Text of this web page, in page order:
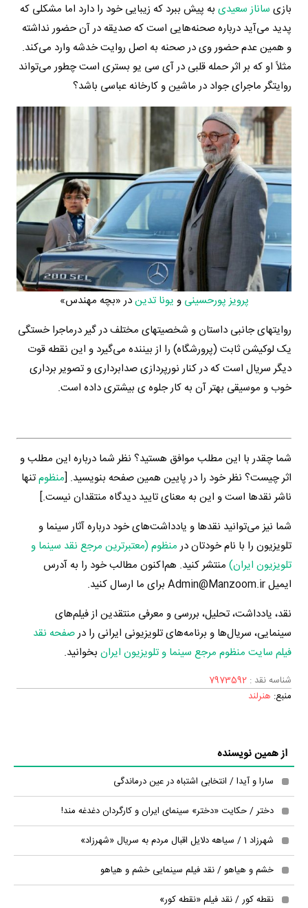
بازی ساناز سعیدی به پیش ببرد که زیبایی خود را دارد اما مشکلی که
پدید می‌آید درباره صحنه‌هایی است که صدیقه در آن حضور نداشته
و همین عدم حضور وی در صحنه به اصل روایت خدشه وارد می‌کند.
مثلاً او که بر اثر حمله قلبی در آی سی یو بستری است چطور می‌تواند
روایتگر ماجرای جواد در ماشین و کارخانه عباسی باشد؟
پرویز پورحسینی و یونا تدیندر «بچه مهندس»
روایتهای جانبی داستان و شخصیتهای مختلف در گیر درماجرا خستگی
یک لوکیشن ثابت (پرورشگاه) را از بیننده می‌گیرد و این نقطه قوت
دیگر سریال است که در کنار نورپردازی صدابرداری و تصویر برداری
خوب و موسیقی بهتر آن به کار جلوه ی بیشتری داده است.
شما چقدر با این مطلب موافق هستید؟ نظر شما درباره این مطلب و
اثر چیست؟ نظر خود را در پایین همین صفحه بنویسید. [منظومتنها
ناشر نقدها است و این به معنای تایید دیدگاه منتقدان نیست.]
شما نیز می‌توانید نقدها و یادداشت‌های خود درباره آثار سینما و
تلویزیون را با نام خودتان در منظوم (معتبرترین مرجع نقد سینما و
تلویزیون ایران) منتشر کنید. هم‌اکنون مطالب خود را به آدرس
ایمیل Admin@Manzoom.ir برای ما ارسال کنید.
نقد، یادداشت، تحلیل، بررسی و معرفی منتقدین از فیلم‌های
سینمایی، سریال‌ها و برنامه‌های تلویزیونی ایرانی را درصفحه نقد
فیلم سایت منظوم مرجع سینما و تلویزیون ایران بخوانید.
شناسه نقد : 7973592
منبع: هنرلند
از همین نویسنده
سارا و آیدا / انتخابی اشتباه در عین درماندگی
دختر / حکایت «دختر» سینمای ایران و کارگردان دغدغه مند!
شهرزاد 1 / سیاهه دلایل اقبال مردم به سریال «شهرزاد»
خشم و هیاهو / نقد فیلم سینمایی خشم و هیاهو
نقطه کور / نقد فیلم «نقطه کور»